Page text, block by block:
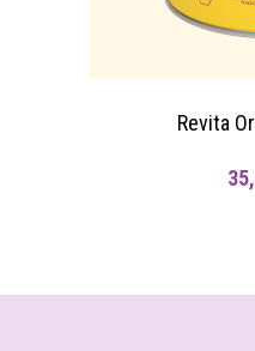
Revita